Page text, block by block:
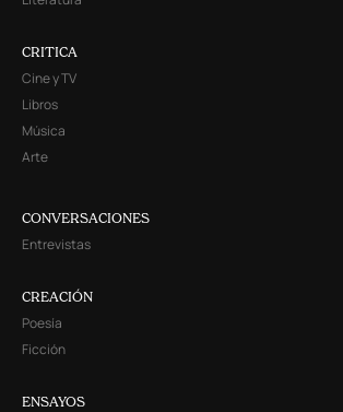
CRITICA
Cine y TV
Libros
Música
Arte
CONVERSACIONES
Entrevistas
CREACIÓN
Poesía
Ficción
ENSAYOS